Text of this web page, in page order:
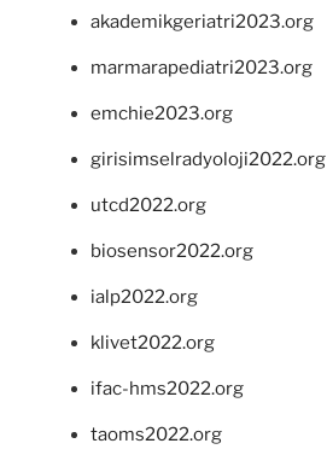
akademikgeriatri2023.org
marmarapediatri2023.org
emchie2023.org
girisimselradyoloji2022.org
utcd2022.org
biosensor2022.org
ialp2022.org
klivet2022.org
ifac-hms2022.org
taoms2022.org